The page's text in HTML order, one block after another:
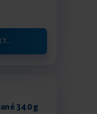
340 g